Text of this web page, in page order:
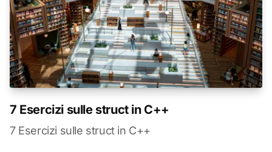
7 Esercizi sulle struct in C++
7 Esercizi sulle struct in C++